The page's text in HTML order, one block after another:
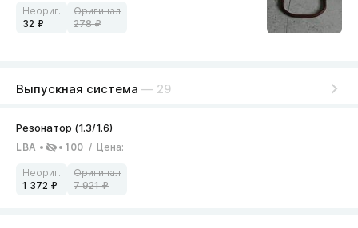
32 278
Выпускная система — 29
LBA 100 / Цена:
1 372 7 921